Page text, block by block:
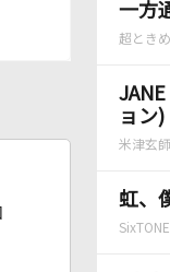
一方
超とき
ョン)
米津玄
虹、